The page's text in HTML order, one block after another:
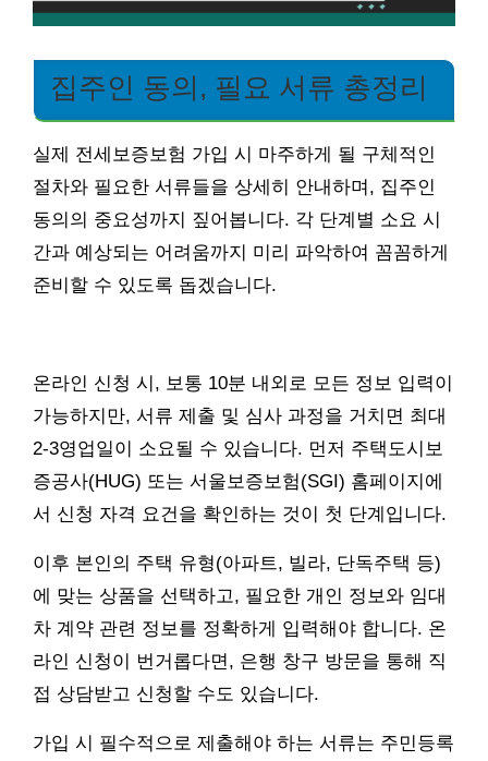
집주인 동의, 필요 서류 총정리
실제 전세보증보험 가입 시 마주하게 될 구체적인
절차와 필요한 서류들을 상세히 안내하며, 집주인
동의의 중요성까지 짚어봅니다. 각 단계별 소요 시
간과 예상되는 어려움까지 미리 파악하여 꼼꼼하게
준비할 수 있도록 돕겠습니다.
온라인 신청 시, 보통 10분 내외로 모든 정보 입력이
가능하지만, 서류 제출 및 심사 과정을 거치면 최대
2-3영업일이 소요될 수 있습니다. 먼저 주택도시보
증공사(HUG) 또는 서울보증보험(SGI) 홈페이지에
서 신청 자격 요건을 확인하는 것이 첫 단계입니다.
이후 본인의 주택 유형(아파트, 빌라, 단독주택 등)
에 맞는 상품을 선택하고, 필요한 개인 정보와 임대
차 계약 관련 정보를 정확하게 입력해야 합니다. 온
라인 신청이 번거롭다면, 은행 창구 방문을 통해 직
접 상담받고 신청할 수도 있습니다.
가입 시 필수적으로 제출해야 하는 서류는 주민등록